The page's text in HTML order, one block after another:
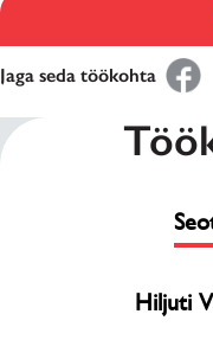
Jaga seda töökohta
Hiljuti